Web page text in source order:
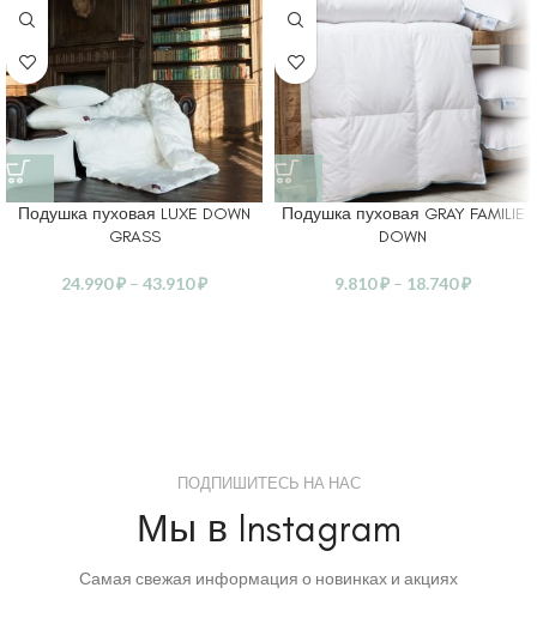
Подушка пуховая LUXE DOWN
GRASS
24.990₽ – 43.910₽
Подушка пуховая GRAY FAMILIE
DOWN
9.810₽ – 18.740₽
ПОДПИШИТЕСЬ НА НАС
Мы в Instagram
Самая свежая информация о новинках и акциях